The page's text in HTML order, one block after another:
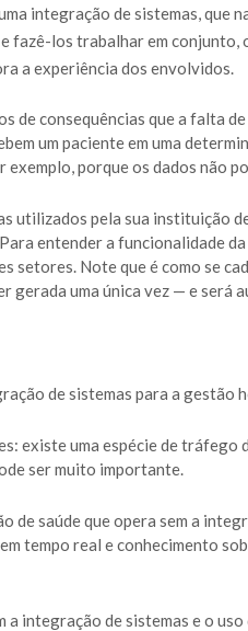
integração de sistemas, que
fazê-los trabalhar em conjunto,
a experiência dos envolvidos.
de consequências que a falta
um paciente em uma
exemplo, porque os dados não
utilizados pela sua instituição
entender a funcionalidade
Note que é como se
gerada uma única vez — e
de sistemas para a gestão
existe uma espécie de
ser muito importante.
de saúde que opera sem a
tempo real e conhecimento
a integração de sistemas e o